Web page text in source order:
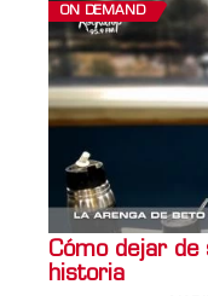
ON DEMAND
Cómo dejar
historia